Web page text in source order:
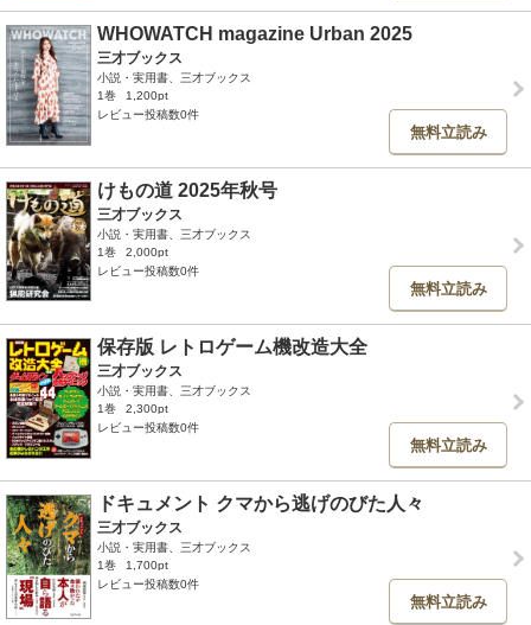
WHOWATCH magazine Urban 2025
三才ブックス
小説・実用書、三才ブックス
1巻
1,200pt
レビュー投稿数0件
無料立読み
けもの道 2025年秋号
三才ブックス
小説・実用書、三才ブックス
1巻
2,000pt
レビュー投稿数0件
無料立読み
保存版 レトロゲーム機改造大全
三才ブックス
小説・実用書、三才ブックス
1巻
2,300pt
レビュー投稿数0件
無料立読み
ドキュメント クマから逃げのびた人々
三才ブックス
小説・実用書、三才ブックス
1巻
1,700pt
レビュー投稿数0件
無料立読み